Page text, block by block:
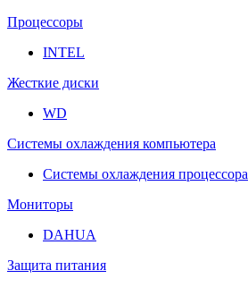
Процессоры
INTEL
Жесткие диски
WD
Системы охлаждения компьютера
Системы охлаждения процессора
Мониторы
DAHUA
Защита питания